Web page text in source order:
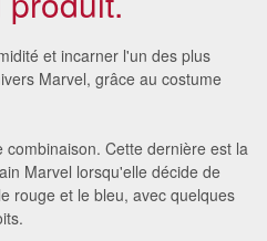
et incarner l'un des plus
Marvel, grâce au costume
Cette dernière est la
Marvel lorsqu'elle décide de
rouge et le bleu, avec quelques